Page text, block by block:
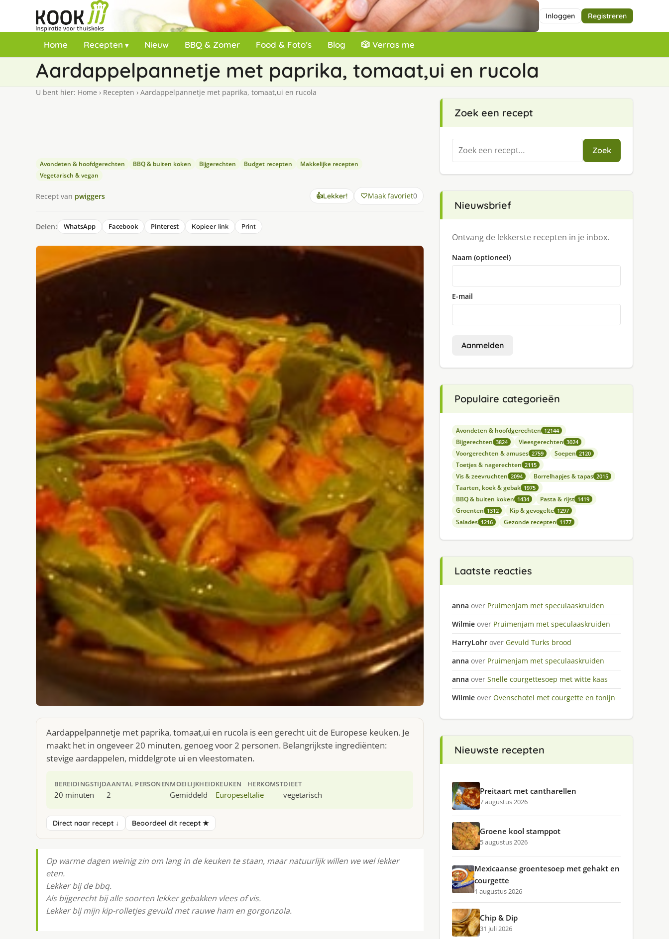
Inloggen Registreren
Home Recepten Nieuw BBQ & Zomer Food & Foto’s Blog 🎲 Verras me
Aardappelpannetje met paprika, tomaat,ui en rucola
U bent hier: Home › Recepten › Aardappelpannetje met paprika, tomaat,ui en rucola
Avondeten & hoofdgerechten BBQ & buiten koken Bijgerechten Budget recepten
Makkelijke recepten
Vegetarisch & vegan
Recept van pwiggers 👍Lekker! Maak favoriet0
Delen: WhatsApp Facebook Pinterest Kopieer link Print
Aardappelpannetje met paprika, tomaat,ui en rucola is een gerecht uit de Europese keuken. Je
maakt het in ongeveer 20 minuten, genoeg voor 2 personen. Belangrijkste ingrediënten:
stevige aardappelen, middelgrote ui en vleestomaten.
BEREIDINGSTIJD
20 minuten
AANTAL PERSONEN
2
MOEILIJKHEID
Gemiddeld
KEUKEN
Europese
HERKOMST
Italie
DIEET
vegetarisch
Direct naar recept ↓ Beoordeel dit recept ★
Op warme dagen weinig zin om lang in de keuken te staan, maar natuurlijk willen we wel lekker
eten.
Lekker bij de bbq.
Als bijgerecht bij alle soorten lekker gebakken vlees of vis.
Lekker bij mijn kip-rolletjes gevuld met rauwe ham en gorgonzola.
Zoek een recept
Zoeken
naar:
Zoek
Nieuwsbrief
Ontvang de lekkerste recepten in je inbox.
Naam (optioneel)
E-mail
Aanmelden
Populaire categorieën
Avondeten & hoofdgerechten 12144
Bijgerechten 3824 Vleesgerechten 3024
Voorgerechten & amuses 2759 Soepen 2120
Toetjes & nagerechten 2115
Vis & zeevruchten 2094 Borrelhapjes & tapas 2015
Taarten, koek & gebak 1975
BBQ & buiten koken 1434 Pasta & rijst 1419
Groenten 1312 Kip & gevogelte 1297
Salades 1216 Gezonde recepten 1177
Laatste reacties
anna over Pruimenjam met speculaaskruiden
Wilmie over Pruimenjam met speculaaskruiden
HarryLohr over Gevuld Turks brood
anna over Pruimenjam met speculaaskruiden
anna over Snelle courgettesoep met witte kaas
Wilmie over Ovenschotel met courgette en tonijn
Nieuwste recepten
Preitaart met cantharellen
7 augustus 2026
Groene kool stamppot
5 augustus 2026
Mexicaanse groentesoep met gehakt en
courgette
1 augustus 2026
Chip & Dip
31 juli 2026